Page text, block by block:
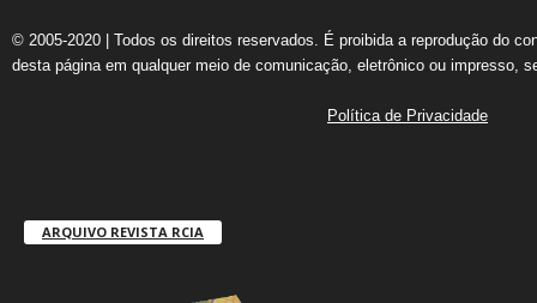
© 2005-2020 | Todos os direitos reservados. É proibida a reprodução do
desta página em qualquer meio de comunicação, eletrônico ou impresso,
Política de Privacidade
ARQUIVO REVISTA RCIA